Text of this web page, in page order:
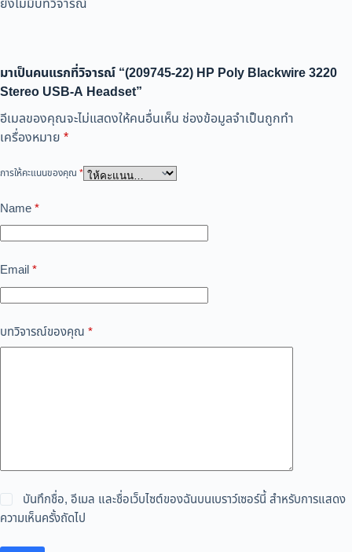
มาเป็นคนแรกที่วิจารณ์ “(209745-22) HP Poly Blackwire 3220
Stereo USB-A Headset”
อีเมลของคุณจะไม่แสดงให้คนอื่นเห็น ช่องข้อมูลจำเป็นถูกทำ
เครื่องหมาย *
การให้คะแนนของคุณ *
Name*
Email*
บทวิจารณ์ของคุณ *
บันทึกชื่อ, อีเมล และชื่อเว็บไซต์ของฉันบนเบราว์เซอร์นี้ สำหรับการแสดง
ความเห็นครั้งถัดไป